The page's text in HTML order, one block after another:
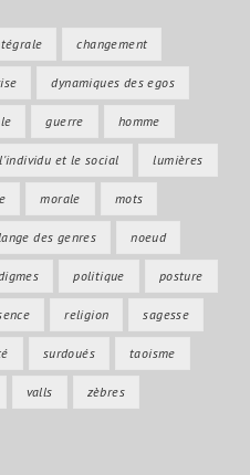
changement
dynamiques des egos
guerre homme
l'individu et le social lumières
morale mots
des genres noeud
politique posture
religion sagesse
surdoués taoisme
valls zèbres